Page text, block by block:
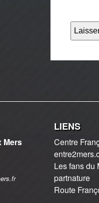
Mers
LIENS
Centre
Les fans du
partnature
Route